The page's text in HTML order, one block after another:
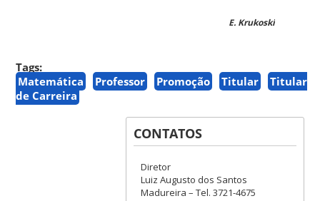
E. Krukoski
Tags:
Matemática
Professor Promoção Titular
Titular
de Carreira
CONTATOS
Diretor
Luiz Augusto dos Santos
Madureira – Tel. 3721-4675